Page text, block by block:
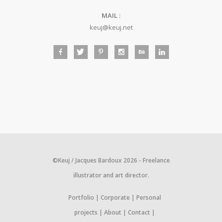
MAIL :
keuj@keuj.net
©Keuj / Jacques Bardoux 2026 - Freelance
illustrator and art director.
Portfolio Corporate
Personal
projects
About Contact